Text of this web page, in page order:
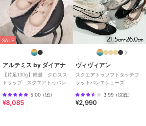
SALE
アルテミス by ダイアナ
【片足130g】軽量 クロスス
トラップ スクエアトゥバレ
5.00 （1件）
¥8,085
ヴィヴィアン
スクエアトゥソフトタッチフ
ラットバレエシューズ
3.99 （101件）
¥2,990